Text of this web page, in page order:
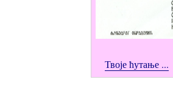
Твоје ћутање ...